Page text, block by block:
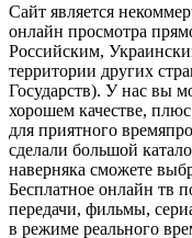
Сайт является
онлайн просмотра
Российским,
территории других
Государств). У нас вы
хорошем качестве,
для приятного
сделали большой
наверняка сможете
Бесплатное онлайн тв
передачи, фильмы,
в режиме реального